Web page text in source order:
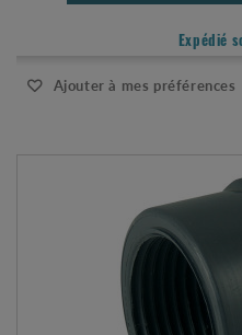
Expédié
Ajouter à mes préférences